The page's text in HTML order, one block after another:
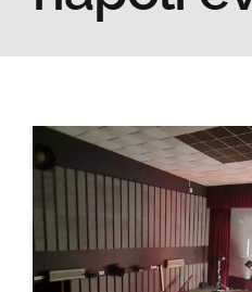
La foto del mese
Guide